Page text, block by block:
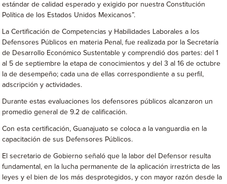
estándar de calidad esperado y exigido por nuestra Constitución
Política de los Estados Unidos Mexicanos”.
La Certificación de Competencias y Habilidades Laborales a los
Defensores Públicos en materia Penal, fue realizada por la Secretaría
de Desarrollo Económico Sustentable y comprendió dos partes: del 1
al 5 de septiembre la etapa de conocimientos y del 3 al 16 de octubre
la de desempeño; cada una de ellas correspondiente a su perfil,
adscripción y actividades.
Durante estas evaluaciones los defensores públicos alcanzaron un
promedio general de 9.2 de calificación.
Con esta certificación, Guanajuato se coloca a la vanguardia en la
capacitación de sus Defensores Públicos.
El secretario de Gobierno señaló que la labor del Defensor resulta
fundamental, en la lucha permanente de la aplicación irrestricta de las
leyes y el bien de los más desprotegidos, y con mayor razón desde la